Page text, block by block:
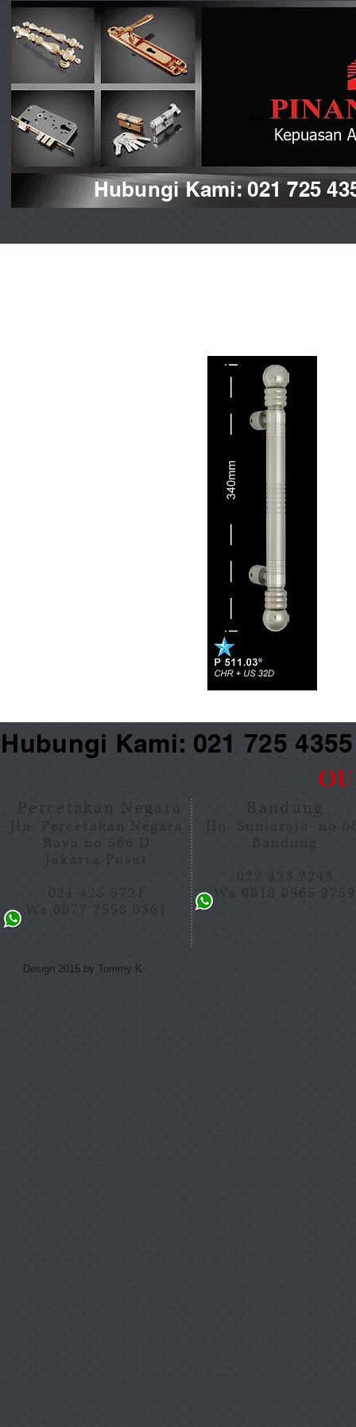
Hubungi Kami: 021 725
Kami: 021 725
Percetakan Negara
Jln. Percetakan Negara
Raya no 566 D
Jakarta Pusat
021 425 5721
Wa 0877 7558 0361
Bandung
Jln. Suniaraja no
Bandung
022 423 2243
Wa 0818 0965 2759
Design 2015 by Tommy K.